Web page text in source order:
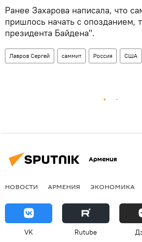
Ранее Захарова написала, что
пришлось начать с опозданием,
президента Байдена".
Лавров Сергей саммит Россия США
Армения
НОВОСТИ АРМЕНИЯ ЭКОНОМИКА
VK Rutube